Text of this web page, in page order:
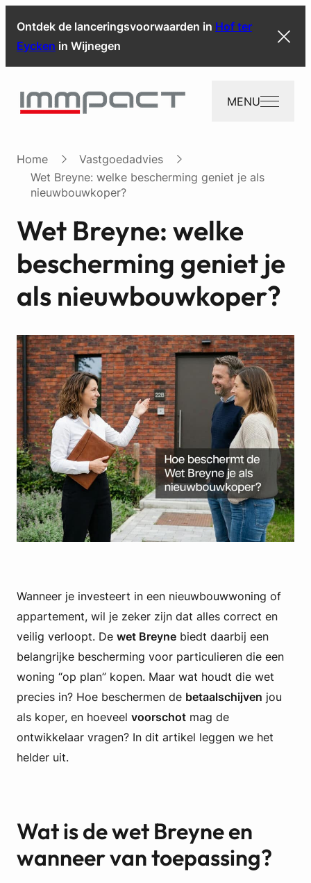
Ontdek de lanceringsvoorwaarden in Hof ter
Eycken in Wijnegen
MENU
Home
Vastgoedadvies
Wet Breyne: welke bescherming geniet je als
nieuwbouwkoper?
Wet Breyne: welke
bescherming geniet je
als nieuwbouwkoper?
Wanneer je investeert in een nieuwbouwwoning of
appartement, wil je zeker zijn dat alles correct en
veilig verloopt. De wet Breyne biedt daarbij een
belangrijke bescherming voor particulieren die een
woning “op plan” kopen. Maar wat houdt die wet
precies in? Hoe beschermen de betaalschijven jou
als koper, en hoeveel voorschot mag de
ontwikkelaar vragen? In dit artikel leggen we het
helder uit.
Wat is de wet Breyne en
wanneer van toepassing?